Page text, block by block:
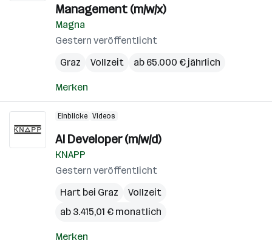
Management (m/w/x)
Magna
Gestern veröffentlicht
Graz
Vollzeit ab 65.000 € jährlich
Merken
Einblicke Videos
AI Developer (m/w/d)
KNAPP
Gestern veröffentlicht
Hart bei Graz
Vollzeit
ab 3.415,01 € monatlich
Merken